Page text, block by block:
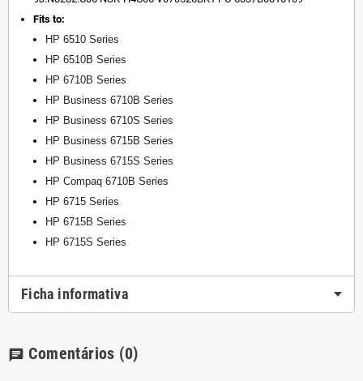
Fits to:
HP 6510 Series
HP 6510B Series
HP 6710B Series
HP Business 6710B Series
HP Business 6710S Series
HP Business 6715B Series
HP Business 6715S Series
HP Compaq 6710B Series
HP 6715 Series
HP 6715B Series
HP 6715S Series
Ficha informativa
chat Comentários (0)